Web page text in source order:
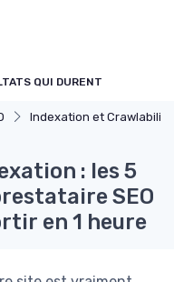
QUI DURENT
Indexation et Crawlabilité
: les 5
SEO
en 1 heure